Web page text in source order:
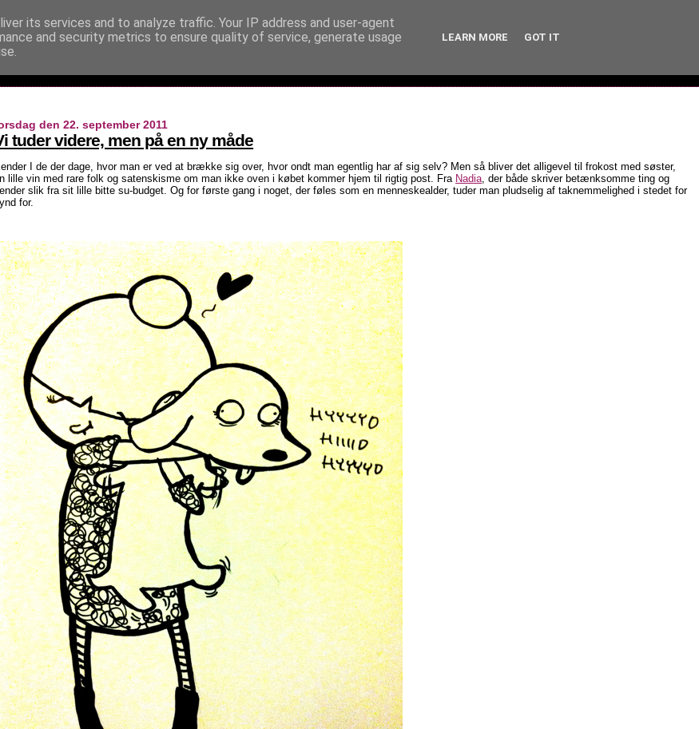
den 22. september 2011
tuder videre, men på en ny måde
I de der dage, hvor man er ved at brække sig over, hvor ondt man egentlig har af sig selv? Men så bliver det alligevel til frokost med søster,
lille vin med rare folk og satenskisme om man ikke oven i købet kommer hjem til rigtig post. Fra Nadia, der både skriver betænksomme ting og
slik fra sit lille bitte su-budget. Og for første gang i noget, der føles som en menneskealder, tuder man pludselig af taknemmelighed i stedet for
for.
its services and to analyze traffic. Your IP address and user-agent
and security metrics to ensure quality of service, generate usage
LEARN MORE GOT IT